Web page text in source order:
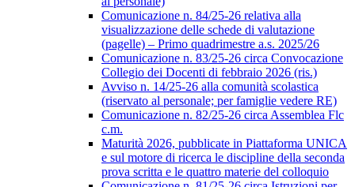
Comunicazione n. 84/25-26 relativa alla
visualizzazione delle schede di valutazione
(pagelle) – Primo quadrimestre a.s. 2025/26
Comunicazione n. 83/25-26 circa Convocazione
Collegio dei Docenti di febbraio 2026 (ris.)
Avviso n. 14/25-26 alla comunità scolastica
(riservato al personale; per famiglie vedere RE)
Comunicazione n. 82/25-26 circa Assemblea Flc
c.m.
Maturità 2026, pubblicate in Piattaforma UNICA
e sul motore di ricerca le discipline della seconda
prova scritta e le quattro materie del colloquio